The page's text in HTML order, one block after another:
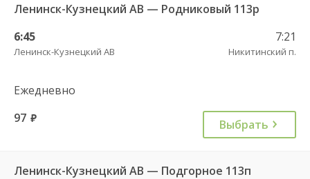
Ленинск-Кузнецкий АВ — Родниковый 113р
6:45
Ленинск-Кузнецкий АВ
7:21
Никитинский п.
Ежедневно
97 руб. Выбрать
Ленинск-Кузнецкий АВ — Подгорное 113п